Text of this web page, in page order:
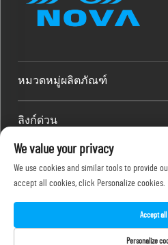
หมวดหมู่ผลิตภัณฑ์
ลิงก์ด่วน
Office add : ชั้น 2F, 486-2 ถนนจินหย
เหมิน
โทรศัพท์:+86-18150386505
We value your privacy
We use cookies and similar tools to provide
accept all cookies, click Personalize cookies.
Personalize
Accept all